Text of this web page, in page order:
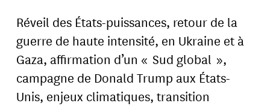
Réveil des États-puissances, retour de la
guerre de haute intensité, en Ukraine et à
Gaza, affirmation d’un « Sud global »,
campagne de Donald Trump aux États-
Unis, enjeux climatiques, transition